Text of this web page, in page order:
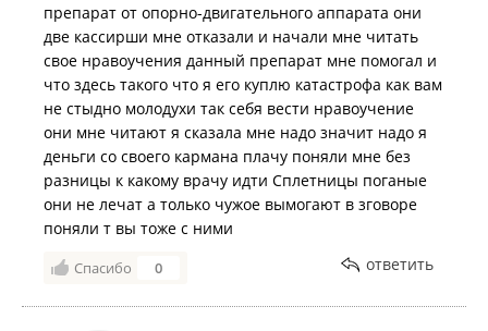
препарат от опорно-двигательного аппарата они
две кассирши мне отказали и начали мне читать
свое нравоучения данный препарат мне помогал и
что здесь такого что я его куплю катастрофа как вам
не стыдно молодухи так себя вести нравоучение
они мне читают я сказала мне надо значит надо я
деньги со своего кармана плачу поняли мне без
разницы к какому врачу идти Сплетницы поганые
они не лечат а только чужое вымогают в зговоре
поняли т вы тоже с ними
Спасибо 0 ответить